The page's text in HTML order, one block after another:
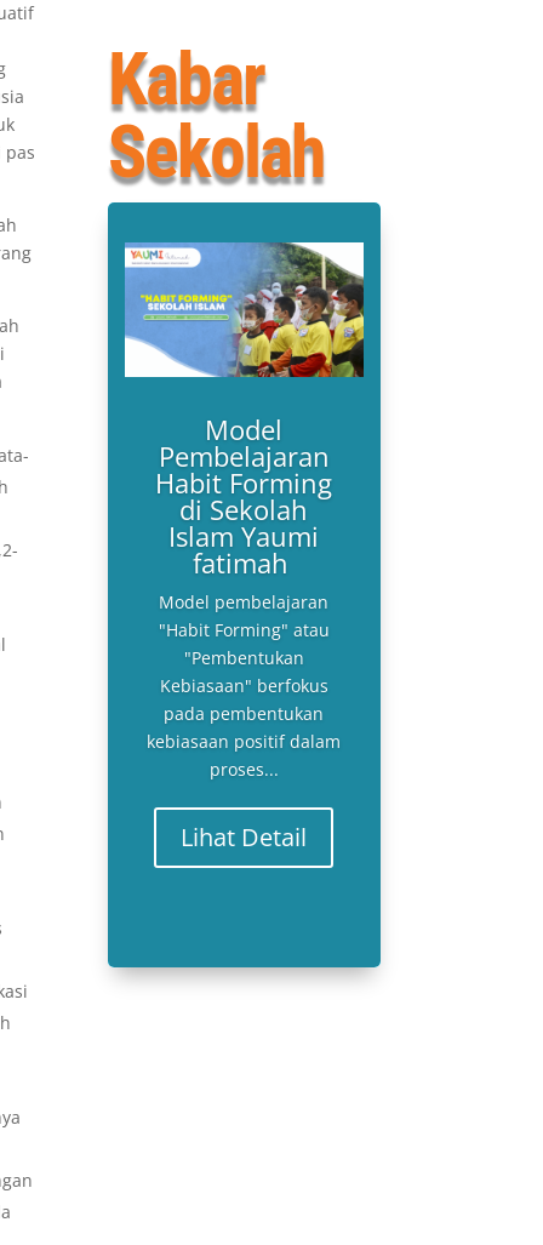
Kabar
Sekolah
Model
Pembelajaran
Habit Forming
di Sekolah
Islam Yaumi
fatimah
Model pembelajaran
"Habit Forming" atau
"Pembentukan
Kebiasaan" berfokus
pada pembentukan
kebiasaan positif dalam
proses...
Lihat Detail